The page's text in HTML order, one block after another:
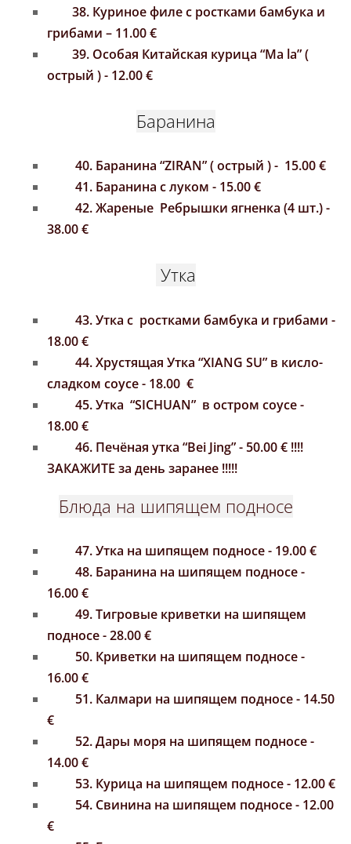
38. Куриное филес ростками бамбука и
грибами – 11.00 €
39. Особая Китайская курица “Ma la” (
острый ) - 12.00 €
Баранина
40. Баранина “ZIRAN”( острый )- 15.00 €
41. Баранина с луком - 15.00 €
42. Жареные Ребрышки ягненка (4 шт.) -
38.00€
Утка
43. Утка с ростками бамбука и грибами -
18.00 €
44.Хрустящая Утка “XIANG SU” в кисло-
сладком соусе- 18.00 €
45. Утка “SICHUAN” в остром соусе -
18.00 €
46. Печёная утка “Bei Jing” - 50.00 € !!!!
ЗАКАЖИТЕ за день заранее !!!!!
Блюда на шипящем подносе
47. Утка на шипящем подносе - 19.00 €
48. Баранина на шипящем подносе -
16.00 €
49. Тигровые криветки на шипящем
подносе - 28.00 €
50. Криветки на шипящем подносе -
16.00 €
51. Калмари на шипящем подносе - 14.50
€
52. Дары моря на шипящем подносе -
14.00 €
53. Курица на шипящем подносе - 12.00 €
54. Свинина на шипящем подносе - 12.00
€